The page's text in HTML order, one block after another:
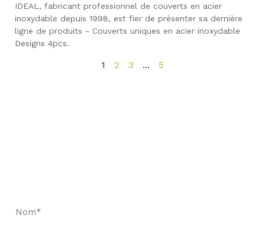
IDEAL, fabricant professionnel de couverts en acier
inoxydable depuis 1998, est fier de présenter sa dernière
ligne de produits - Couverts uniques en acier inoxydable
Designs 4pcs.
1 2 3 ... 5